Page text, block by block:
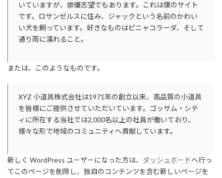
いていますが、俳優志望でもあります。これは僕のサイト
です。ロサンゼルスに住み、ジャックという名前のかわい
い犬を飼っています。好きなものはピニャコラーダ、そして
通り雨に濡れること。
または、このようなものです。
XYZ 小道具株式会社は1971年の創立以来、高品質の小道具
を皆様にご提供させていただいています。ゴッサム・シテ
ィに所在する当社では2,000名以上の社員が働いており、
様々な形で地域のコミュニティへ貢献しています。
新しく WordPress ユーザーになった方は、 ダッシュボードへ行っ
てこのページを削除し、独自のコンテンツを含む新しいページを